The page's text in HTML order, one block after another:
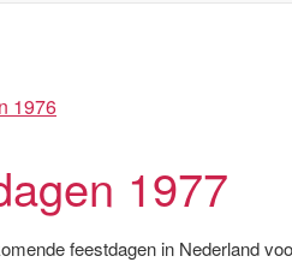
1976
1977
feestdagen in Nederland